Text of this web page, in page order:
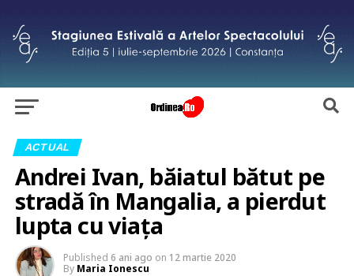
ACTUAL
Andrei Ivan, băiatul bătut pe
stradă în Mangalia, a pierdut
lupta cu viaţa
Published 6 ani ago on 12 martie 2020
By Maria Ionescu